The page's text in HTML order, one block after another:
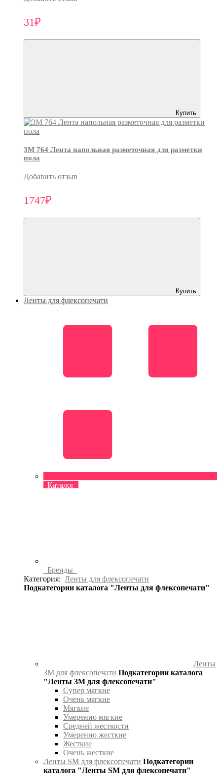
31₽
Купить
3M 764 Лента напольная разметочная для разметки
пола
Добавить отзыв
1747₽
Купить
Ленты для флексопечати
Каталог
Бренды
Категория: Ленты для флексопечати
Подкатегории каталога "Ленты для флексопечати"
Ленты
3М для флексопечати Подкатегории каталога
"Ленты 3М для флексопечати"
Супер мягкие
Очень мягкие
Мягкие
Умеренно мягкие
Средней жесткости
Умеренно жесткие
Жесткие
Очень жесткие
Ленты SM для флексопечати Подкатегории
каталога "Ленты SM для флексопечати"